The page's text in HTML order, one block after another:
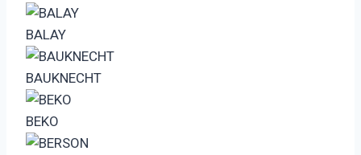
BALAY
BAUKNECHT
BEKO